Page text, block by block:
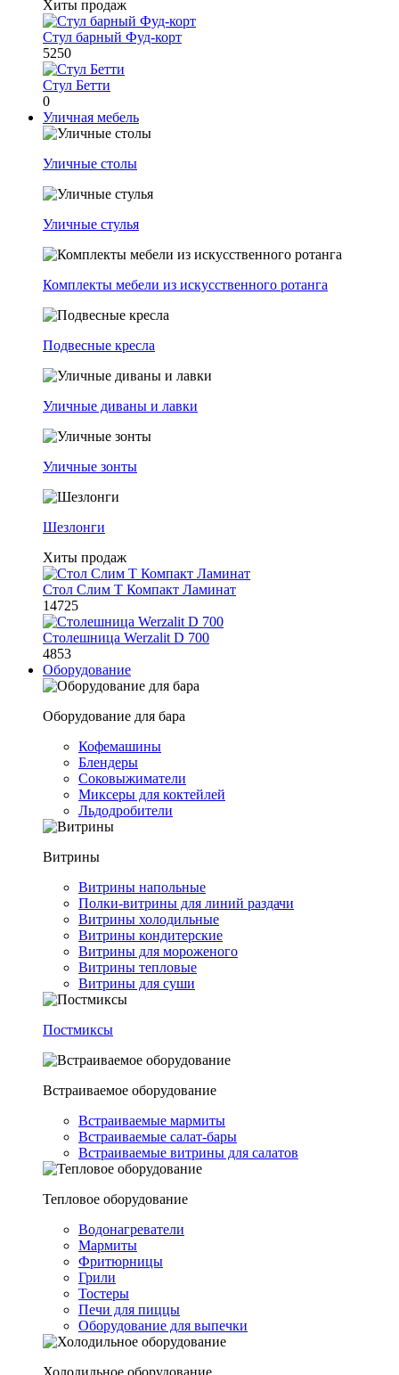
Хиты продаж
Стул барный Фуд-корт
5250
Стул Бетти
0
Уличная мебель
Уличные столы
Уличные стулья
Комплекты мебели из искусственного ротанга
Подвесные кресла
Уличные диваны и лавки
Уличные зонты
Шезлонги
Хиты продаж
Стол Слим Т Компакт Ламинат
14725
Столешница Werzalit D 700
4853
Оборудование
Оборудование для бара
Кофемашины
Блендеры
Соковыжиматели
Миксеры для коктейлей
Льдодробители
Витрины
Витрины напольные
Полки-витрины для линий раздачи
Витрины холодильные
Витрины кондитерские
Витрины для мороженого
Витрины тепловые
Витрины для суши
Постмиксы
Встраиваемое оборудование
Встраиваемые мармиты
Встраиваемые салат-бары
Встраиваемые витрины для салатов
Тепловое оборудование
Водонагреватели
Мармиты
Фритюрницы
Грили
Тостеры
Печи для пиццы
Оборудование для выпечки
Холодильное оборудование